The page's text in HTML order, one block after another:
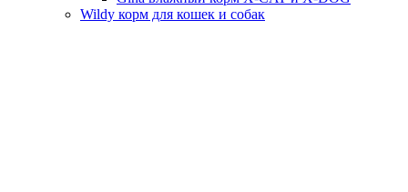
Wildy корм для кошек и собак